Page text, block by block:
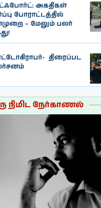
அகதிகள்
போராட்டத்தில்
– மேலும் பலர்
திரைப்பட
நிமிட நேர்காணல்